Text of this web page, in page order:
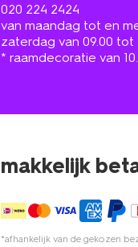
020 224 2424
van maandag tot en
zaterdag van 09.00 tot
* raamdecoratie van
makkelijk
*afhankelijk van de gekozen